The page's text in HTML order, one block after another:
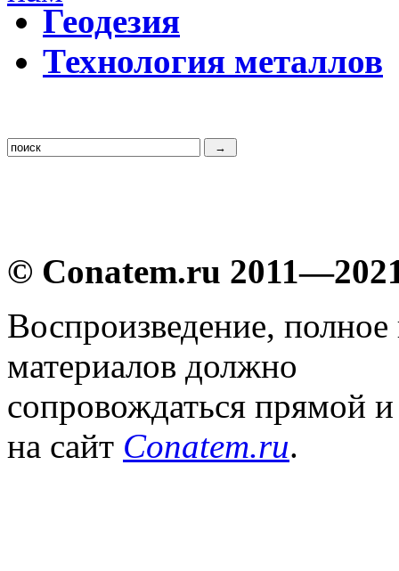
Геодезия
Технология металлов
© Conatem.ru
Воспроизведение,
материалов должно
сопровождаться прямой
на сайт Conatem.ru.